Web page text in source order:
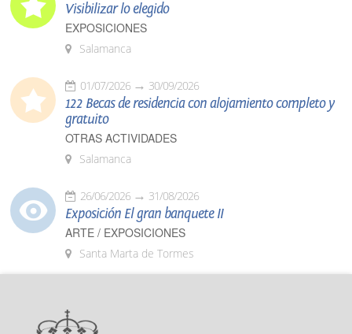
Visibilizar lo elegido
EXPOSICIONES
Salamanca
01/07/2026 30/09/2026
122 Becas de residencia con alojamiento completo y
gratuito
OTRAS ACTIVIDADES
Salamanca
26/06/2026 31/08/2026
Exposición El gran banquete II
ARTE / EXPOSICIONES
Santa Marta de Tormes